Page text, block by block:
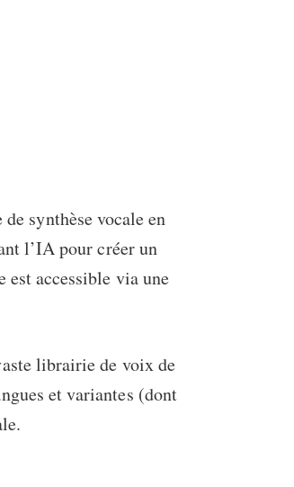
synthèse vocale en
l’IA pour créer un
est accessible via une
librairie de voix de
et variantes (dont